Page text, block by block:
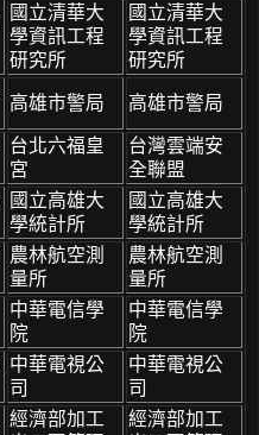
國立清華大
學資訊工程
研究所
國立清華大
學資訊工程
研究所
高雄市警局 高雄市警局
台北六福皇
宮
台灣雲端安
全聯盟
國立高雄大
學統計所
國立高雄大
學統計所
農林航空測
量所
農林航空測
量所
中華電信學
院
中華電信學
院
中華電視公
司
中華電視公
司
經濟部加工
經濟部加工